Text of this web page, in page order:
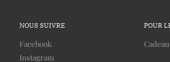
NOUS SUIVRE
Facebook
Instagram
POUR